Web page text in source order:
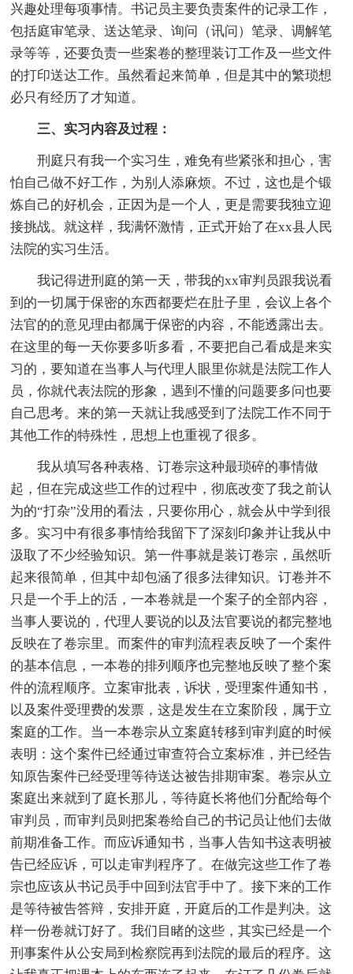
兴趣处理每项事情。书记员主要负责案件的记录工作，
包括庭审笔录、送达笔录、询问（讯问）笔录、调解笔
录等等，还要负责一些案卷的整理装订工作及一些文件
的打印送达工作。虽然看起来简单，但是其中的繁琐想
必只有经历了才知道。
三、实习内容及过程：
刑庭只有我一个实习生，难免有些紧张和担心，害
怕自己做不好工作，为别人添麻烦。不过，这也是个锻
炼自己的好机会，正因为是一个人，更是需要我独立迎
接挑战。就这样，我满怀激情，正式开始了在xx县人民
法院的实习生活。
我记得进刑庭的第一天，带我的xx审判员跟我说看
到的一切属于保密的东西都要烂在肚子里，会议上各个
法官的的意见理由都属于保密的内容，不能透露出去。
在这里的每一天你要多听多看，不要把自己看成是来实
习的，要知道在当事人与代理人眼里你就是法院工作人
员，你就代表法院的形象，遇到不懂的问题要多问也要
自己思考。来的第一天就让我感受到了法院工作不同于
其他工作的特殊性，思想上也重视了很多。
我从填写各种表格、订卷宗这种最琐碎的事情做
起，但在完成这些工作的过程中，彻底改变了我之前认
为的“打杂”没用的看法，只要你用心，就会从中学到很
多。实习中有很多事情给我留下了深刻印象并让我从中
汲取了不少经验知识。第一件事就是装订卷宗，虽然听
起来很简单，但其中却包涵了很多法律知识。订卷并不
只是一个手上的活，一本卷就是一个案子的全部内容，
当事人要说的，代理人要说的以及法官要说的都完整地
反映在了卷宗里。而案件的审判流程表反映了一个案件
的基本信息，一本卷的排列顺序也完整地反映了整个案
件的流程顺序。立案审批表，诉状，受理案件通知书，
以及案件受理费的发票，这是发生在立案阶段，属于立
案庭的工作。当一本卷宗从立案庭转移到审判庭的时候
表明：这个案件已经通过审查符合立案标准，并已经告
知原告案件已经受理等待送达被告排期审案。卷宗从立
案庭出来就到了庭长那儿，等待庭长将他们分配给每个
审判员，而审判员则把案卷给自己的书记员让他们去做
前期准备工作。而应诉通知书，当事人告知书这表明被
告已经应诉，可以走审判程序了。在做完这些工作了卷
宗也应该从书记员手中回到法官手中了。接下来的工作
是等待被告答辩，安排开庭，开庭后的工作是判决。这
样一份卷就订好了。我们目睹的这些，其实已经是一个
刑事案件从公安局到检察院再到法院的最后的程序。这